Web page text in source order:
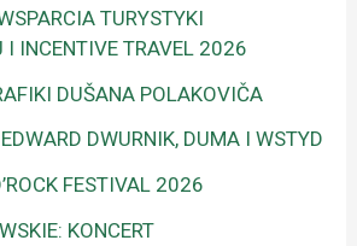
TURYSTYKI
INCENTIVE TRAVEL 2026
DUŠANA POLAKOVIČA
DWURNIK, DUMA I WSTYD
FESTIVAL 2026
KONCERT